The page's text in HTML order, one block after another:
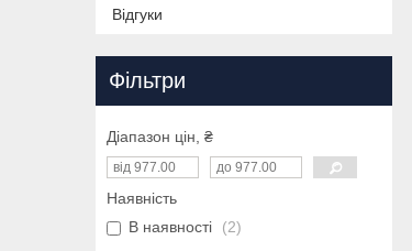
Відгуки
Фільтри
Діапазон цін, ₴
Наявність
В наявності
2